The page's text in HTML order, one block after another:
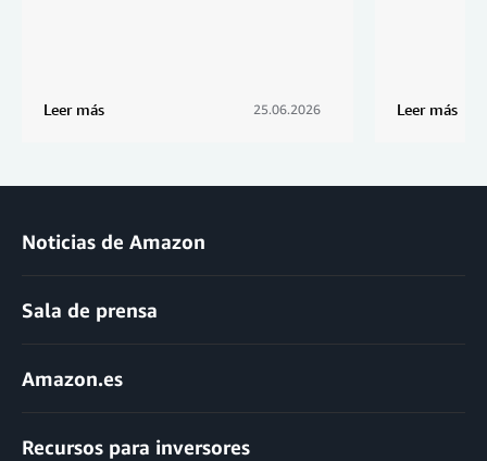
Leer más 25.06.2026 Leer más
Noticias de Amazon
Sala de prensa
Amazon.es
Recursos para inversores